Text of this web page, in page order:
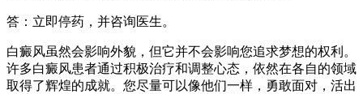
答：立即停药，并咨询医生。
白癜风虽然会影响外貌，但它并不会影响您追求梦想的权利。
许多白癜风患者通过积极治疗和调整心态，依然在各自的领域
取得了辉煌的成就。您尽量可以像他们一样，勇敢面对，活出